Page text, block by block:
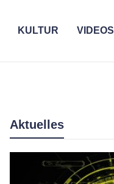
KULTUR VIDEOS
Aktuelles